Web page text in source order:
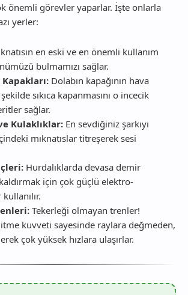
önemli görevler yaparlar. İşte onlarla
yerler:
en eski ve en önemli kullanım
bulmamızı sağlar.
Kapakları: Dolabın kapağının hava
sıkıca kapanmasını o incecik
sağlar.
Kulaklıklar: En sevdiğiniz şarkıyı
mıknatıslar titreşerek sesi
Hurdalıklarda devasa demir
kaldırmak için çok güçlü elektro-
Tekerleği olmayan trenler!
itme kuvveti sayesinde raylara değmeden,
çok yüksek hızlara ulaşırlar.